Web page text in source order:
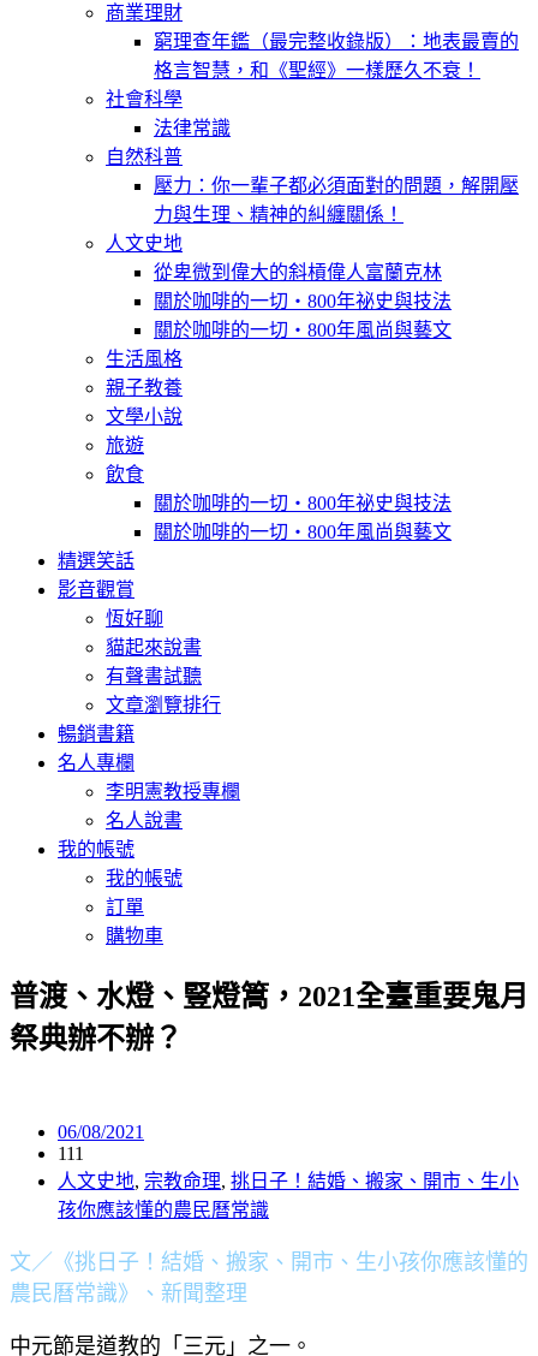
商業理財
窮理查年鑑（最完整收錄版）：地表最賣的
格言智慧，和《聖經》一樣歷久不衰！
社會科學
法律常識
自然科普
壓力：你一輩子都必須面對的問題，解開壓
力與生理、精神的糾纏關係！
人文史地
從卑微到偉大的斜槓偉人富蘭克林
關於咖啡的一切‧800年祕史與技法
關於咖啡的一切‧800年風尚與藝文
生活風格
親子教養
文學小說
旅遊
飲食
關於咖啡的一切‧800年祕史與技法
關於咖啡的一切‧800年風尚與藝文
精選笑話
影音觀賞
恆好聊
貓起來說書
有聲書試聽
文章瀏覽排行
暢銷書籍
名人專欄
李明憲教授專欄
名人說書
我的帳號
我的帳號
訂單
購物車
普渡、水燈、豎燈篙，2021全臺重要鬼月
祭典辦不辦？
06/08/2021
111
人文史地, 宗教命理, 挑日子！結婚、搬家、開市、生小
孩你應該懂的農民曆常識
文／《挑日子！結婚、搬家、開市、生小孩你應該懂的
農民曆常識》、新聞整理
中元節是道教的「三元」之一。